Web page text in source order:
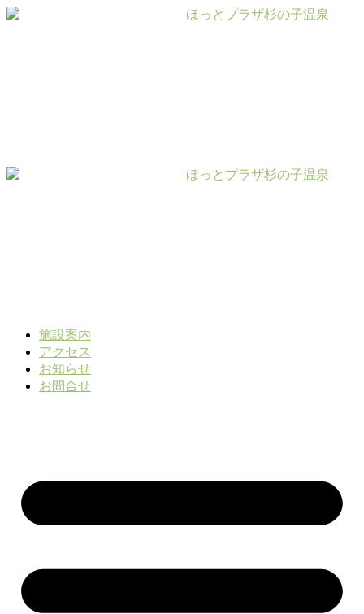
コ
プ
施設案内
アクセス
お知らせ
お問合せ